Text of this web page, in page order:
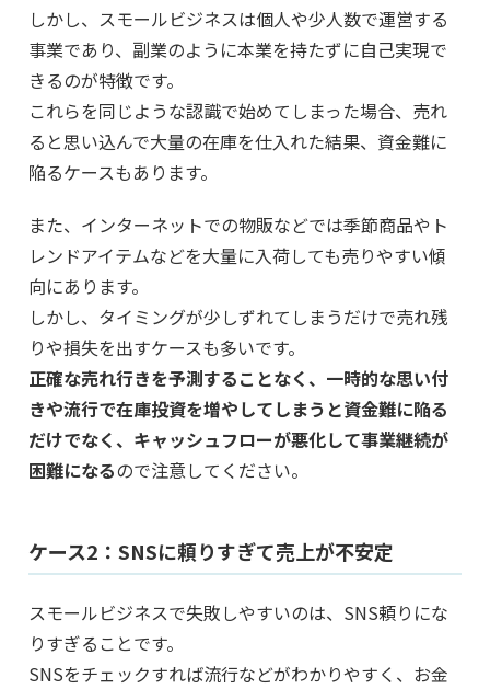
しかし、スモールビジネスは個人や少人数で運営する
事業であり、副業のように本業を持たずに自己実現で
きるのが特徴です。
これらを同じような認識で始めてしまった場合、売れ
ると思い込んで大量の在庫を仕入れた結果、資金難に
陥るケースもあります。
また、インターネットでの物販などでは季節商品やト
レンドアイテムなどを大量に入荷しても売りやすい傾
向にあります。
しかし、タイミングが少しずれてしまうだけで売れ残
りや損失を出すケースも多いです。
正確な売れ行きを予測することなく、一時的な思い付
きや流行で在庫投資を増やしてしまうと資金難に陥る
だけでなく、キャッシュフローが悪化して事業継続が
困難になるので注意してください。
ケース2：SNSに頼りすぎて売上が不安定
スモールビジネスで失敗しやすいのは、SNS頼りにな
りすぎることです。
SNSをチェックすれば流行などがわかりやすく、お金